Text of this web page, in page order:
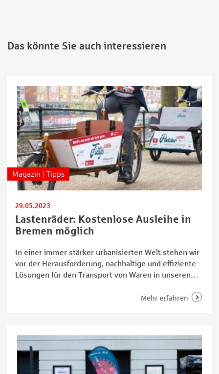
Das könnte Sie auch interessieren
Magazin | Tipps
29.05.2023
Lastenräder: Kostenlose Ausleihe in
Bremen möglich
In einer immer stärker urbanisierten Welt stehen wir
vor der Herausforderung, nachhaltige und effiziente
Lösungen für den Transport von Waren in unseren
auch in Bremen zunehmender Beliebtheit und werden
nicht nur effiziente Lösungen
Mehr erfahren